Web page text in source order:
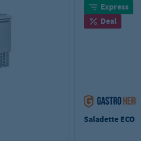
Express
Deal
Saladette ECO